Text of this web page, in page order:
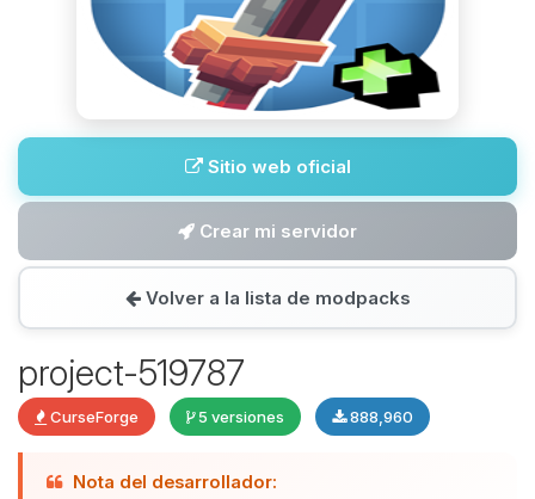
Sitio web oficial
Crear mi servidor
Volver a la lista de modpacks
project-519787
CurseForge 5 versiones 888,960
Nota del desarrollador:
Yupi, por fin alguien con quien
hablar! Soy Choupy, tu pequeno
asistente de BoxToPlay. Cuentame
que necesitas y moveré mis
pequenos circuitos para ayudarte.
08/08/2026 11:32